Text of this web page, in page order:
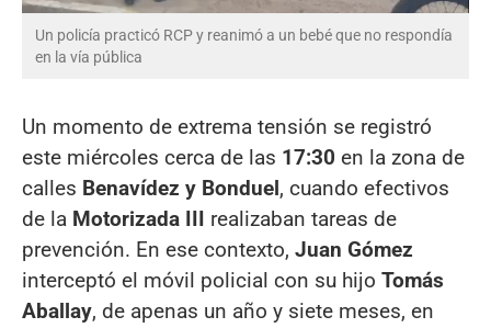
Un policía practicó RCP y reanimó a un bebé que no respondía
en la vía pública
Un momento de extrema tensión se registró
este miércoles cerca de las 17:30 en la zona de
calles Benavídez y Bonduel, cuando efectivos
de la Motorizada III realizaban tareas de
prevención. En ese contexto, Juan Gómez
interceptó el móvil policial con su hijo Tomás
Aballay, de apenas un año y siete meses, en